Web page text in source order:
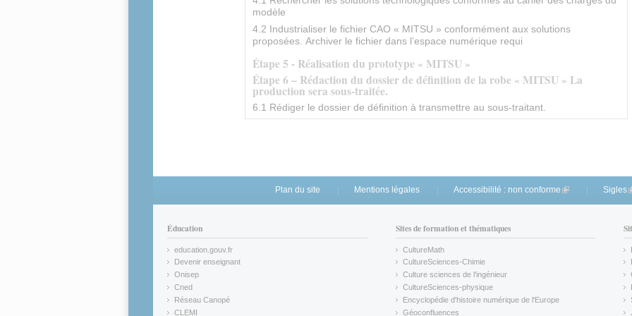
modèle
4.2 Industrialiser le fichier CAO « MITSU » conformément aux solutions
proposées. Archiver le fichier dans l’espace numérique requi
Étape 5 - Réalisation du prototype « MITSU »
Étape 6 – Rédaction du dossier de définition de la robe « MITSU » La
production sera sous-traitée.
6.1 Rédiger le dossier de définition à transmettre au sous-traitant.
Plan du site Mentions légales Accessibilité : non conforme (link is external)
Sigles
Éducation
education.gouv.fr
(link is external)
Devenir enseignant
(link is external)
Onisep
(link is external)
Cned
(link is external)
Réseau Canopé
(link is external)
CLEMI
Sites de formation et thématiques
CultureMath
(link is external)
CultureSciences-Chimie
(link is external)
Culture sciences de l'ingénieur
CultureSciences-physique
(link is external)
Encyclopédie d'histoire numérique de l'Europe
(link is external)
Géoconfluences